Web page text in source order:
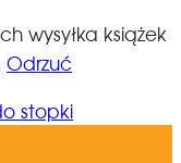
wysyłka książek
Odrzuć
stopki